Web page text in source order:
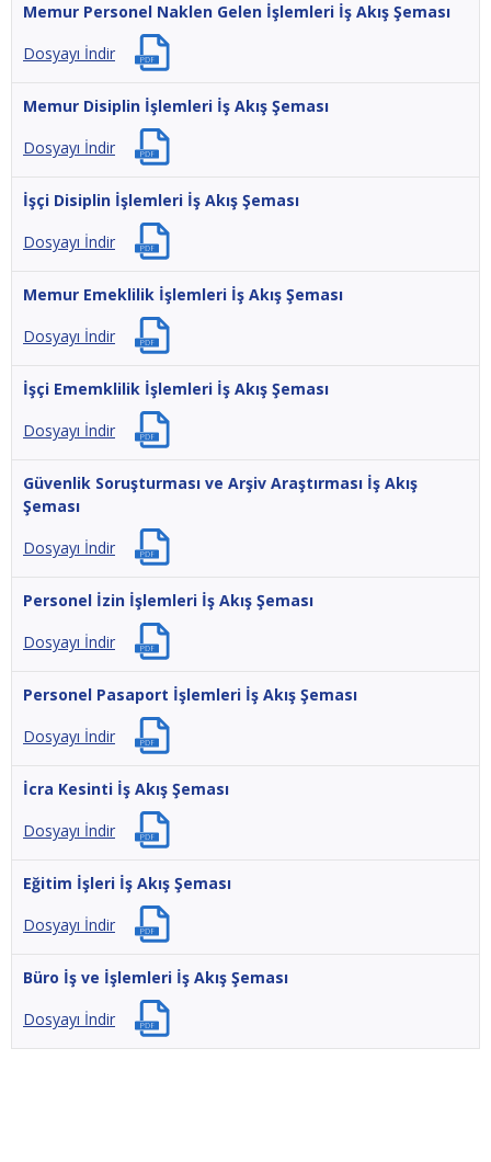
Memur Personel Naklen Gelen İşlemleri İş Akış Şeması
Dosyayı İndir
Memur Disiplin İşlemleri İş Akış Şeması
Dosyayı İndir
İşçi Disiplin İşlemleri İş Akış Şeması
Dosyayı İndir
Memur Emeklilik İşlemleri İş Akış Şeması
Dosyayı İndir
İşçi Ememklilik İşlemleri İş Akış Şeması
Dosyayı İndir
Güvenlik Soruşturması ve Arşiv Araştırması İş Akış
Şeması
Dosyayı İndir
Personel İzin İşlemleri İş Akış Şeması
Dosyayı İndir
Personel Pasaport İşlemleri İş Akış Şeması
Dosyayı İndir
İcra Kesinti İş Akış Şeması
Dosyayı İndir
Eğitim İşleri İş Akış Şeması
Dosyayı İndir
Büro İş ve İşlemleri İş Akış Şeması
Dosyayı İndir